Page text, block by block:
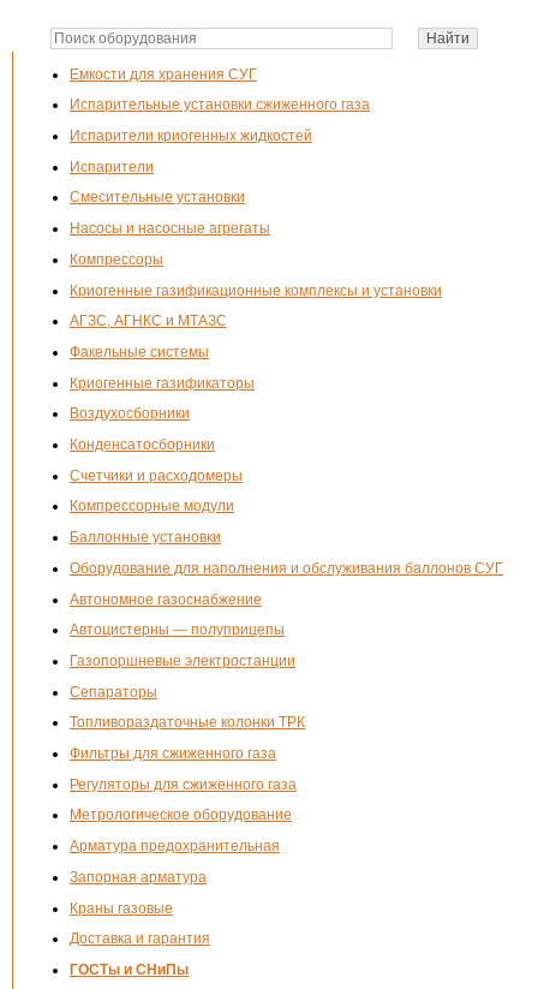
Емкости для хранения СУГ
Испарительные установки сжиженного газа
Испарители криогенных жидкостей
Испарители
Смесительные установки
Насосы и насосные агрегаты
Компрессоры
Криогенные газификационные комплексы и установки
АГЗС, АГНКС и МТАЗС
Факельные системы
Криогенные газификаторы
Воздухосборники
Конденсатосборники
Счетчики и расходомеры
Компрессорные модули
Баллонные установки
Оборудование для наполнения и обслуживания баллонов СУГ
Автономное газоснабжение
Автоцистерны — полуприцепы
Газопоршневые электростанции
Сепараторы
Топливораздаточные колонки ТРК
Фильтры для сжиженного газа
Регуляторы для сжиженного газа
Метрологическое оборудование
Арматура предохранительная
Запорная арматура
Краны газовые
Доставка и гарантия
ГОСТы и СНиПы